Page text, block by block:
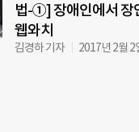
법-①] 장애인에서 장
웹와치
김경하 기자 2017년 2월 2